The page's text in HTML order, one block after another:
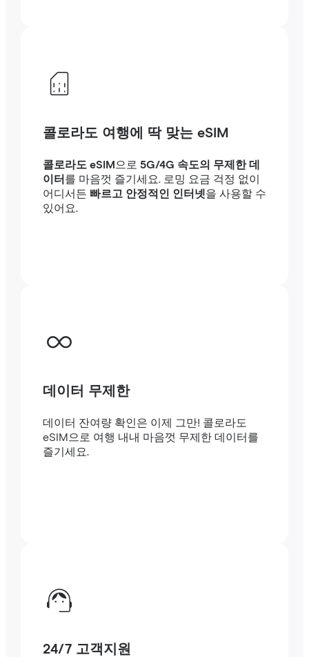
콜로라도 여행에 딱 맞는 eSIM
콜로라도 eSIM 으로 5G/4G 속도의 무제한 데
이터 를 마음껏 즐기세요. 로밍 요금 걱정 없이
어디서든 빠르고 안정적인 인터넷을 사용할 수
있어요.
데이터 무제한
데이터 잔여량 확인은 이제 그만! 콜로라도
eSIM으로 여행 내내 마음껏 무제한 데이터를
즐기세요.
24/7 고객지원